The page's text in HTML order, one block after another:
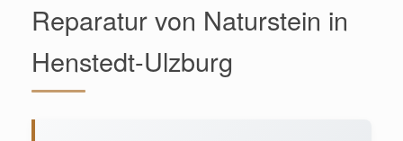
Reparatur von Naturstein in
Henstedt-Ulzburg